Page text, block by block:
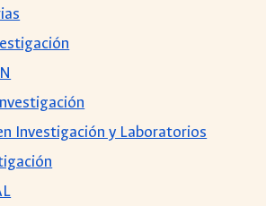
Investigación y Laboratorios